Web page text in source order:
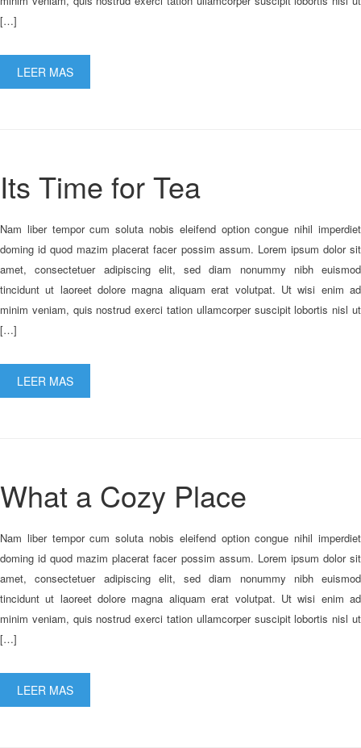
[…]
LEER MAS
Its Time for Tea
Nam liber tempor cum soluta nobis eleifend option congue nihil imperdiet
doming id quod mazim placerat facer possim assum. Lorem ipsum dolor sit
amet, consectetuer adipiscing elit, sed diam nonummy nibh euismod
tincidunt ut laoreet dolore magna aliquam erat volutpat. Ut wisi enim ad
minim veniam, quis nostrud exerci tation ullamcorper suscipit lobortis nisl ut
[…]
LEER MAS
What a Cozy Place
Nam liber tempor cum soluta nobis eleifend option congue nihil imperdiet
doming id quod mazim placerat facer possim assum. Lorem ipsum dolor sit
amet, consectetuer adipiscing elit, sed diam nonummy nibh euismod
tincidunt ut laoreet dolore magna aliquam erat volutpat. Ut wisi enim ad
minim veniam, quis nostrud exerci tation ullamcorper suscipit lobortis nisl ut
[…]
LEER MAS